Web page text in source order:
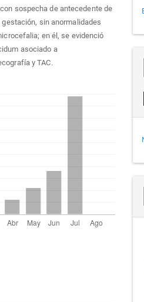
sospecha de antecedente de
sin anormalidades
en él, se evidenció
asociado a
y TAC.